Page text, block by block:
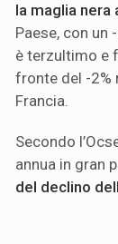
la maglia nera
Paese, con
è terzultimo e
fronte del -2%
Francia.
Secondo
annua in gran
del declino